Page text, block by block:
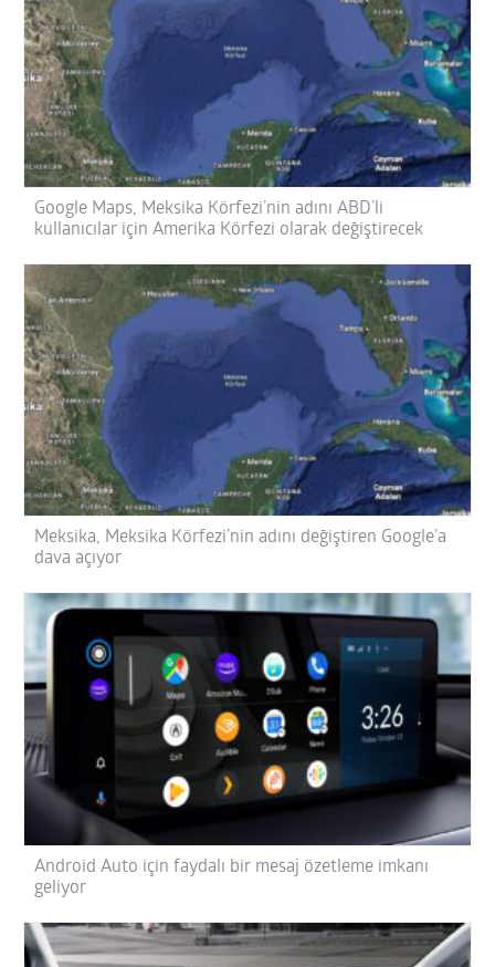
Google Maps, Meksika Körfezi’nin adını ABD’li
kullanıcılar için Amerika Körfezi olarak değiştirecek
Meksika, Meksika Körfezi’nin adını değiştiren Google’a
dava açıyor
Android Auto için faydalı bir mesaj özetleme imkanı
geliyor